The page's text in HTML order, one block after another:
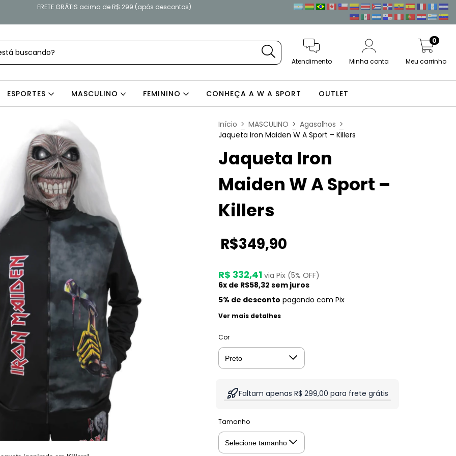
FRETE GRÁTIS acima de R$ 299 (após descontos)
Atendimento Minha conta Meu carrinho
0
ESPORTES MASCULINO FEMININO CONHEÇA A W A SPORT OUTLET
Início > MASCULINO > Agasalhos >
Jaqueta Iron Maiden W A Sport – Killers
Jaqueta Iron
Maiden W A Sport –
Killers
R$349,90
R$ 332,41 via Pix (5% OFF)
6x de R$58,32 sem juros
5% de desconto pagando com Pix
Ver mais detalhes
Cor
Faltam apenas R$ 299,00 para frete grátis
Tamanho